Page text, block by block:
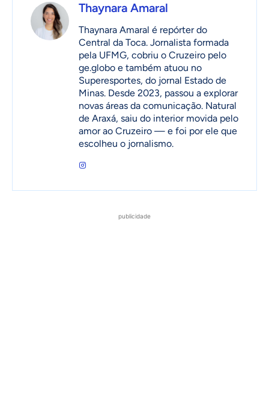
Thaynara Amaral
Thaynara Amaral é repórter do
Central da Toca. Jornalista formada
pela UFMG, cobriu o Cruzeiro pelo
ge.globo e também atuou no
Superesportes, do jornal Estado de
Minas. Desde 2023, passou a explorar
novas áreas da comunicação. Natural
de Araxá, saiu do interior movida pelo
amor ao Cruzeiro — e foi por ele que
escolheu o jornalismo.
publicidade